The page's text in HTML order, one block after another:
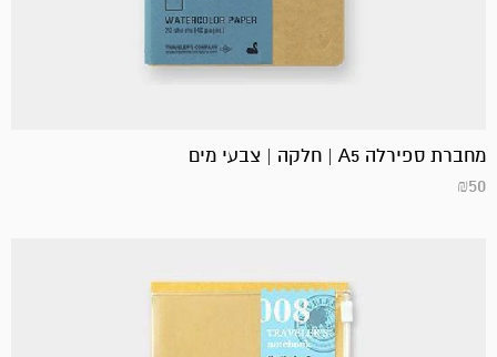
מחברת ספירלה A5 | חלקה | צבעי מים
₪50